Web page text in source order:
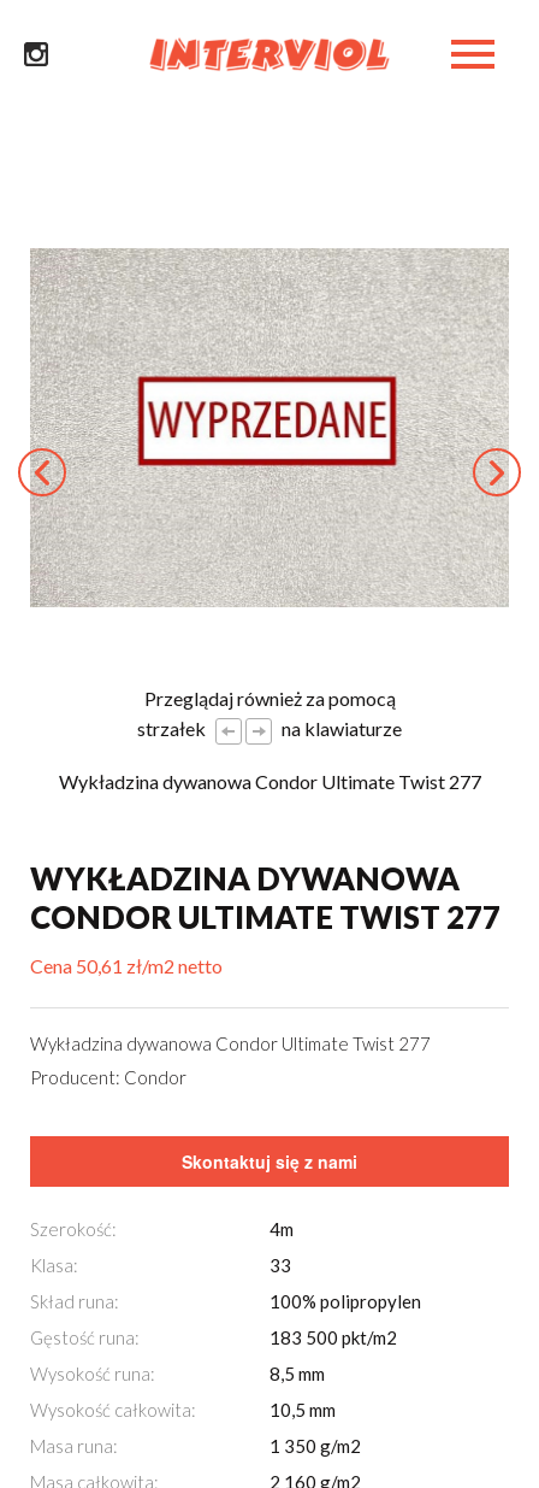
Przeglądaj również za pomocą
strzałek
na klawiaturze
Wykładzina dywanowa Condor Ultimate Twist 277
WYKŁADZINA DYWANOWA
CONDOR ULTIMATE TWIST 277
Cena 50,61 zł/m2 netto
Wykładzina dywanowa Condor Ultimate Twist 277
Producent: Condor
Skontaktuj się z nami
Szerokość:
4m
Klasa:
33
Skład runa:
100% polipropylen
Gęstość runa:
183 500 pkt/m2
Wysokość runa:
8,5 mm
Wysokość całkowita:
10,5 mm
Masa runa:
1 350 g/m2
Masa całkowita:
2 160 g/m2